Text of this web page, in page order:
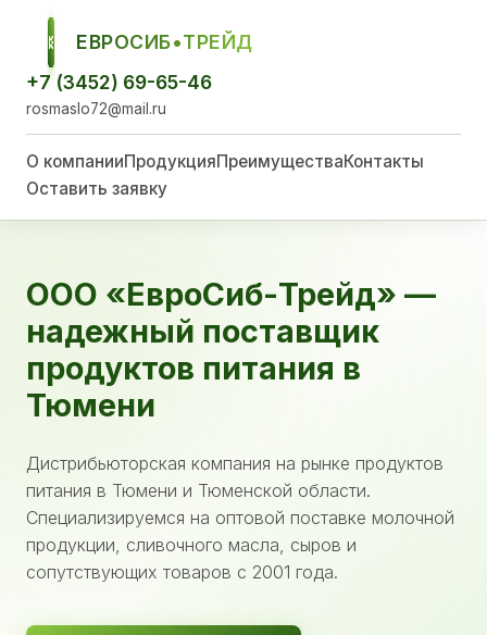
ЕСТ
ЕВРОСИБ•ТРЕЙД
+7 (3452) 69-65-46
rosmaslo72@mail.ru
О компанииПродукцияПреимуществаКонтакты
Оставить заявку
ООО «ЕвроСиб-Трейд» —
надежный поставщик
продуктов питания в
Тюмени
Дистрибьюторская компания на рынке продуктов
питания в Тюмени и Тюменской области.
Специализируемся на оптовой поставке молочной
продукции, сливочного масла, сыров и
сопутствующих товаров с 2001 года.